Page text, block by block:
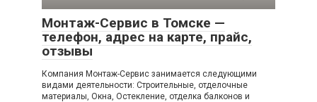
Монтаж-Сервис в Томске —
телефон, адрес на карте, прайс,
отзывы
Компания Монтаж-Сервис занимается следующими
видами деятельности: Строительные, отделочные
материалы, Окна, Остекление, отделка балконов и